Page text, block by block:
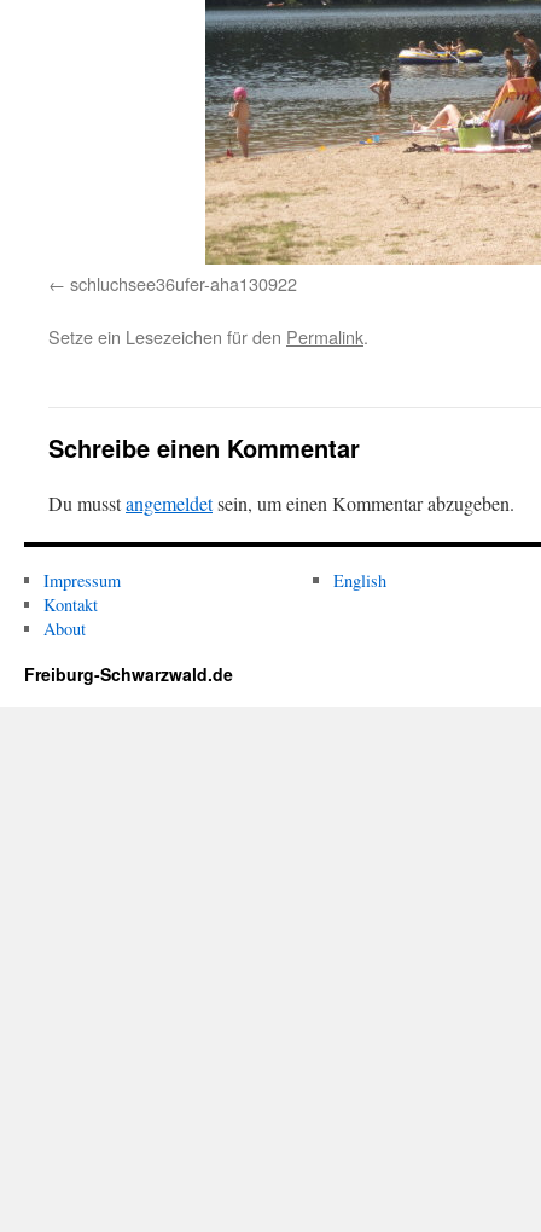
schluchsee36ufer-aha130922
Setze ein Lesezeichen für den Permalink.
Schreibe einen Kommentar
Du musstangemeldetsein, um einen Kommentar abzugeben.
Impressum
Kontakt
About
English
Freiburg-Schwarzwald.de